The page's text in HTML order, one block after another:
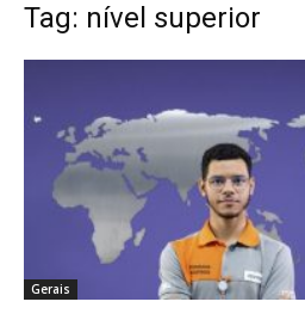
Tag: nível superior
Gerais